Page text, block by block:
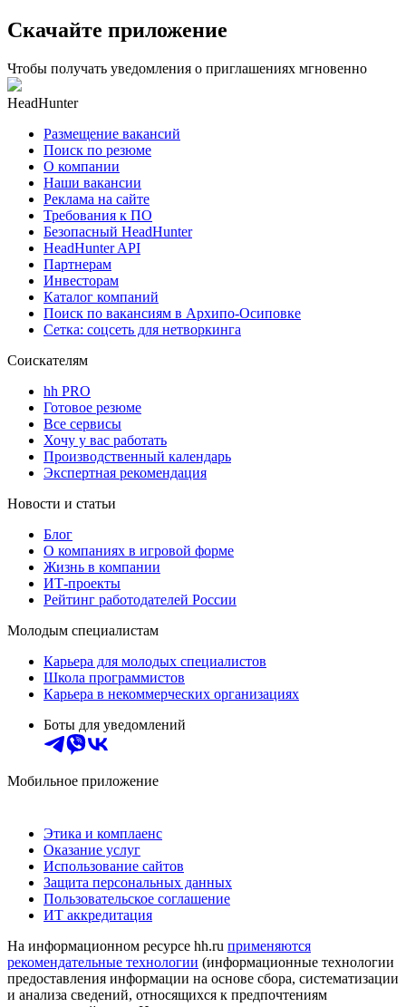
Скачайте приложение
Чтобы получать уведомления о приглашениях мгновенно
HeadHunter
Размещение вакансий
Поиск по резюме
О компании
Наши вакансии
Реклама на сайте
Требования к ПО
Безопасный HeadHunter
HeadHunter API
Партнерам
Инвесторам
Каталог компаний
Поиск по вакансиям в Архипо-Осиповке
Сетка: соцсеть для нетворкинга
Соискателям
hh PRO
Готовое резюме
Все сервисы
Хочу у вас работать
Производственный календарь
Экспертная рекомендация
Новости и статьи
Блог
О компаниях в игровой форме
Жизнь в компании
ИТ-проекты
Рейтинг работодателей России
Молодым специалистам
Карьера для молодых специалистов
Школа программистов
Карьера в некоммерческих организациях
Боты для уведомлений
Мобильное приложение
Этика и комплаенс
Оказание услуг
Использование сайтов
Защита персональных данных
Пользовательское соглашение
ИТ аккредитация
На информационном ресурсе hh.ru применяются
рекомендательные технологии (информационные технологии
предоставления информации на основе сбора, систематизации
и анализа сведений, относящихся к предпочтениям